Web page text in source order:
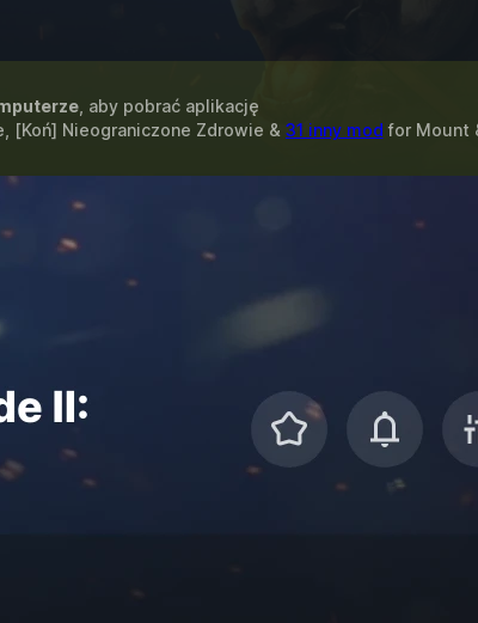
, aby pobrać aplikację
[Koń] Nieograniczone Zdrowie & 31 inny mod for Mount